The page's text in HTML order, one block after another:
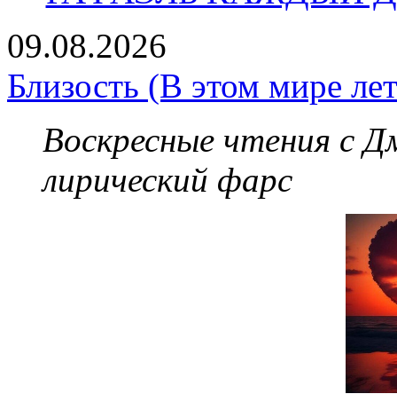
09.08.2026
Близость (В этом мире
Воскресные чтения с
лирический фарс